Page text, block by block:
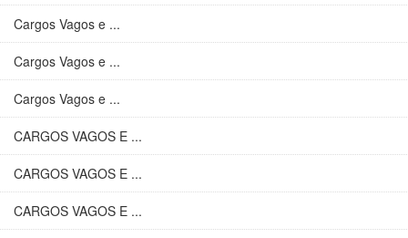
Cargos Vagos e ...
Cargos Vagos e ...
Cargos Vagos e ...
CARGOS VAGOS E ...
CARGOS VAGOS E ...
CARGOS VAGOS E ...